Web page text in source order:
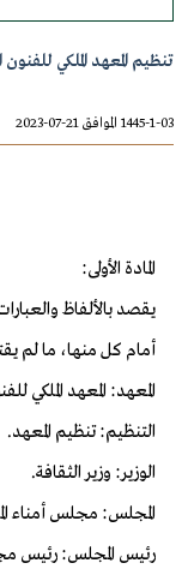
تنظيم المعهد الملكي للفنون
1445-1-03 الموافق 21-07-2023
المادة الأولى:
يقصد بالألفاظ
أمام كل منها، ما لم
المعهد: المعهد الملكي
التنظيم: تنظيم المعهد.
الوزير: وزير الثقافة.
المجلس: مجلس أمناء
رئيس المجلس: رئيس